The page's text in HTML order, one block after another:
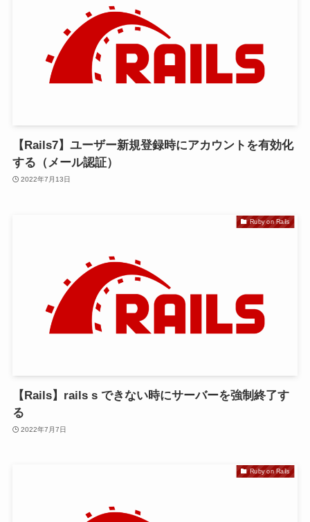
【Rails7】ユーザー新規登録時にアカウントを有効化
する（メール認証）
2022年7月13日
Ruby on Rails
【Rails】rails s できない時にサーバーを強制終了す
る
2022年7月7日
Ruby on Rails